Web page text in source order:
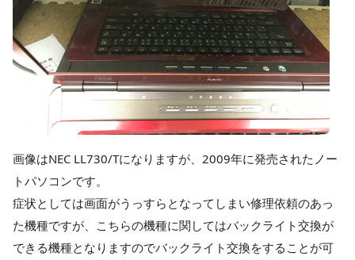
画像はNEC LL730/Tになりますが、2009年に発売されたノー
トパソコンです。
症状としては画面がうっすらとなってしまい修理依頼のあっ
た機種ですが、こちらの機種に関してはバックライト交換が
できる機種となりますのでバックライト交換をすることが可